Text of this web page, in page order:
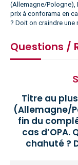
(Allemagne/Pologne),
prix à conforama en
? Doit on craindre
Questions /
Titre au
(Allemagne/
fin du
cas
chahuté ?